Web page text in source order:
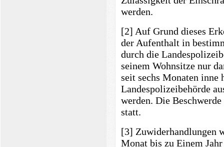
werden.
[2] Auf Grund dieses
der Aufenthalt in
durch die
seinem Wohnsitze nur
seit sechs Monaten inne
Landespolizeibehörde
werden. Die
statt.
[3] Zuwiderhandlungen
Monat bis zu Einem